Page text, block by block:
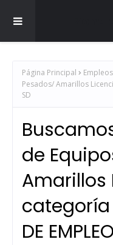
Página Principal Empleos
Pesados/ Amarillos
SD
de
Amarillos
categoría
DE